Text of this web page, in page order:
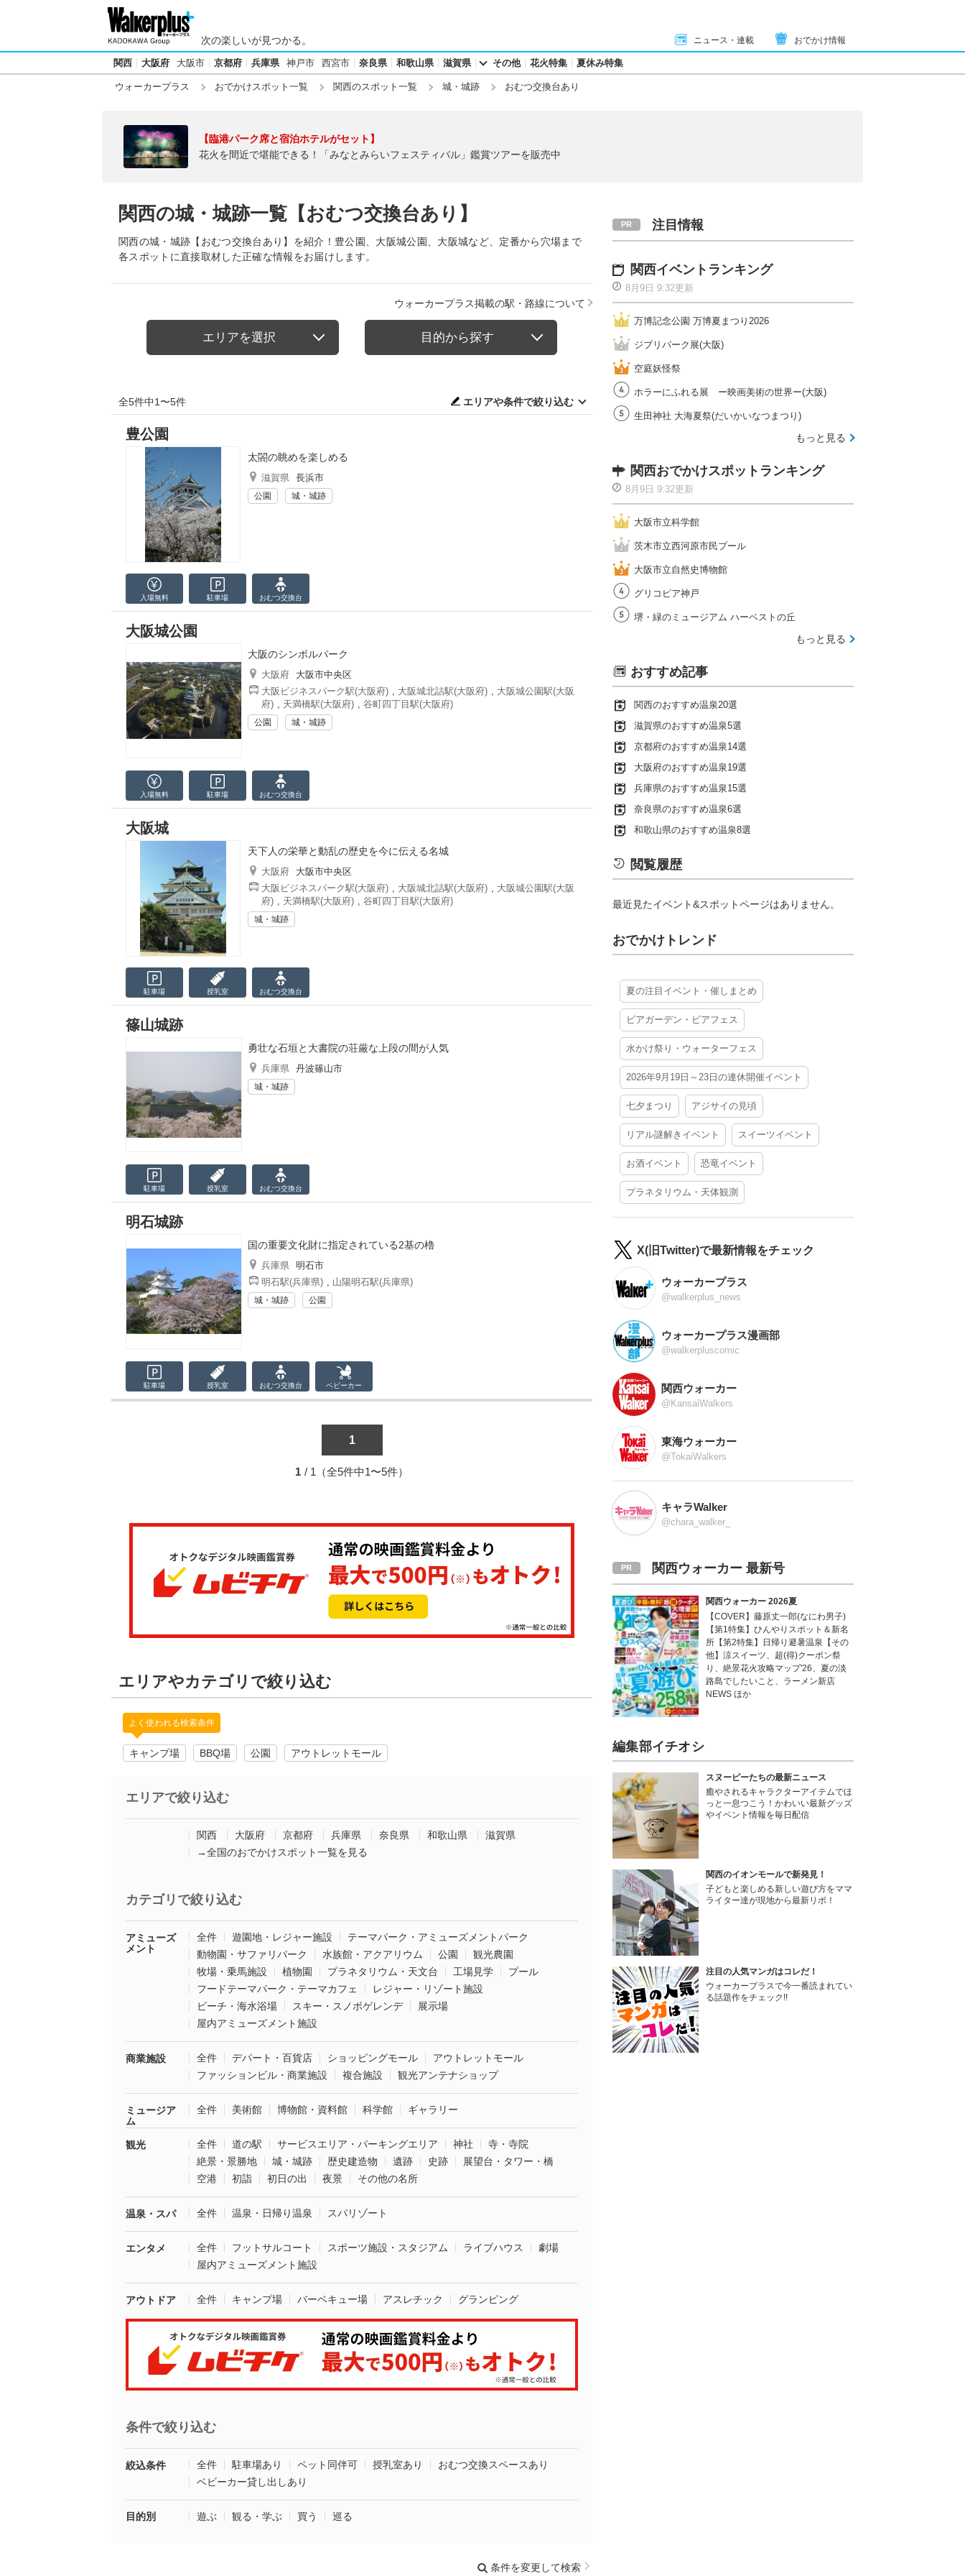
次の楽しいが見つかる。 ニュース・連載 おでかけ情報
関西 大阪府 大阪市 京都府 兵庫県 神戸市 西宮市 奈良県 和歌山県 滋賀県 その他 花火特集 夏休み特集
ウォーカープラス おでかけスポット一覧 関西のスポット一覧 城・城跡 おむつ交換台あり
【臨港パーク席と宿泊ホテルがセット】
花火を間近で堪能できる！「みなとみらいフェスティバル」鑑賞ツアーを販売中
関西の城・城跡一覧【おむつ交換台あり】
関西の城・城跡【おむつ交換台あり】を紹介！豊公園、大阪城公園、大阪城など、定番から穴場まで
各スポットに直接取材した正確な情報をお届けします。
ウォーカープラス掲載の駅・路線について
エリアを選択 目的から探す
全5件中1〜5件 エリアや条件で絞り込む
豊公園
太閤の眺めを楽しめる
滋賀県 長浜市
公園 城・城跡
入場無料 駐車場 おむつ交換台
大阪城公園
大阪のシンボルパーク
大阪府
大阪市中央区
大阪ビジネスパーク駅(大阪府) , 大阪城北詰駅(大阪府) , 大阪城公園駅(大阪
府) , 天満橋駅(大阪府) , 谷町四丁目駅(大阪府)
公園 城・城跡
入場無料 駐車場 おむつ交換台
大阪城
天下人の栄華と動乱の歴史を今に伝える名城
大阪府
大阪市中央区
大阪ビジネスパーク駅(大阪府) , 大阪城北詰駅(大阪府) , 大阪城公園駅(大阪
府) , 天満橋駅(大阪府) , 谷町四丁目駅(大阪府)
城・城跡
駐車場 授乳室 おむつ交換台
篠山城跡
勇壮な石垣と大書院の荘厳な上段の間が人気
兵庫県 丹波篠山市
城・城跡
駐車場 授乳室 おむつ交換台
明石城跡
国の重要文化財に指定されている2基の櫓
兵庫県 明石市
明石駅(兵庫県) , 山陽明石駅(兵庫県)
城・城跡 公園
駐車場 授乳室 おむつ交換台 ベビーカー
1
1 / 1（全5件中1〜5件）
エリアやカテゴリで絞り込む
よく使われる検索条件
キャンプ場 BBQ場 公園 アウトレットモール
エリアで絞り込む
関西 大阪府 京都府 兵庫県 奈良県 和歌山県
滋賀県
→全国のおでかけスポット一覧を見る
カテゴリで絞り込む
アミューズ
メント
全件 遊園地・レジャー施設
テーマパーク・アミューズメントパーク
動物園・サファリパーク
水族館・アクアリウム 公園
観光農園
牧場・乗馬施設
植物園 プラネタリウム・天文台 工場見学
プール
フードテーマパーク・テーマカフェ
レジャー・リゾート施設
ビーチ・海水浴場
スキー・スノボゲレンデ
展示場
屋内アミューズメント施設
商業施設 全件 デパート・百貨店 ショッピングモール
アウトレットモール
ファッションビル・商業施設
複合施設 観光アンテナショップ
ミュージア
ム
全件 美術館 博物館・資料館 科学館 ギャラリー
観光 全件 道の駅 サービスエリア・パーキングエリア 神社
寺・寺院
絶景・景勝地
城・城跡 歴史建造物 遺跡 史跡
展望台・タワー・橋
空港
初詣 初日の出 夜景 その他の名所
温泉・スパ 全件 温泉・日帰り温泉 スパリゾート
エンタメ 全件 フットサルコート スポーツ施設・スタジアム ライブハウス
劇場
屋内アミューズメント施設
アウトドア 全件 キャンプ場 バーベキュー場 アスレチック グランピング
条件で絞り込む
絞込条件 全件 駐車場あり ペット同伴可 授乳室あり
おむつ交換スペースあり
ベビーカー貸し出しあり
目的別 遊ぶ 観る・学ぶ 買う 巡る
条件を変更して検索
注目情報
関西イベントランキング
8月9日 9:32更新
万博記念公園 万博夏まつり2026
ジブリパーク展(大阪)
空庭妖怪祭
ホラーにふれる展 ー映画美術の世界ー(大阪)
生田神社 大海夏祭(だいかいなつまつり)
もっと見る
関西おでかけスポットランキング
8月9日 9:32更新
大阪市立科学館
茨木市立西河原市民プール
大阪市立自然史博物館
グリコピア神戸
堺・緑のミュージアム ハーベストの丘
もっと見る
おすすめ記事
関西のおすすめ温泉20選
滋賀県のおすすめ温泉5選
京都府のおすすめ温泉14選
大阪府のおすすめ温泉19選
兵庫県のおすすめ温泉15選
奈良県のおすすめ温泉6選
和歌山県のおすすめ温泉8選
閲覧履歴
最近見たイベント&スポットページはありません。
おでかけトレンド
夏の注目イベント・催しまとめ
ビアガーデン・ビアフェス
水かけ祭り・ウォーターフェス
2026年9月19日～23日の連休開催イベント
七夕まつり アジサイの見頃
リアル謎解きイベント スイーツイベント
お酒イベント 恐竜イベント
プラネタリウム・天体観測
X(旧Twitter)で最新情報をチェック
ウォーカープラス
@walkerplus_news
ウォーカープラス漫画部
@walkerpluscomic
関西ウォーカー
@KansaiWalkers
東海ウォーカー
@TokaiWalkers
キャラWalker
@chara_walker_
関西ウォーカー 最新号
関西ウォーカー 2026夏
【COVER】藤原丈一郎(なにわ男子)
【第1特集】ひんやりスポット＆新名
所【第2特集】日帰り避暑温泉【その
他】涼スイーツ、超(得)クーポン祭
り、絶景花火攻略マップ'26、夏の淡
路島でしたいこと、ラーメン新店
NEWS ほか
編集部イチオシ
スヌーピーたちの最新ニュース
癒やされるキャラクターアイテムでほ
っと一息つこう！かわいい最新グッズ
やイベント情報を毎日配信
関西のイオンモールで新発見！
子どもと楽しめる新しい遊び方をママ
ライター達が現地から最新リポ！
注目の人気マンガはコレだ！
ウォーカープラスで今一番読まれてい
る話題作をチェック!!